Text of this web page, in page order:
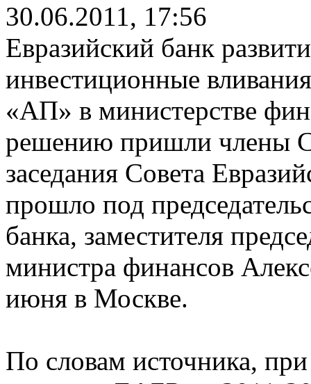
30.06.2011, 17:56
Евразийский банк
инвестиционные
«АП» в министерстве
решению пришли члены
заседания Совета
прошло под
банка, заместителя
министра финансов
июня в Москве.
По словам источника,